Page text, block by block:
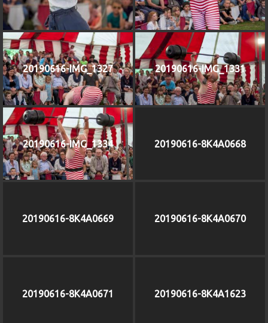
20190616-IMG_1327 20190616-IMG_1331
20190616-IMG_1334 20190616-8K4A0668
20190616-8K4A0669 20190616-8K4A0670
20190616-8K4A0671 20190616-8K4A1623